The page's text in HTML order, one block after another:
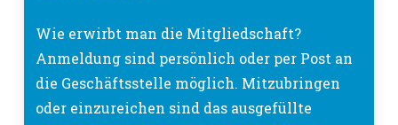
Wie erwirbt man die Mitgliedschaft?
Anmeldung sind persönlich oder per Post an
die Geschäftsstelle möglich. Mitzubringen
oder einzureichen sind das ausgefüllte